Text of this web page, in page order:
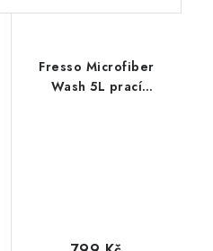
Fresso Microfiber
Wash 5L prací